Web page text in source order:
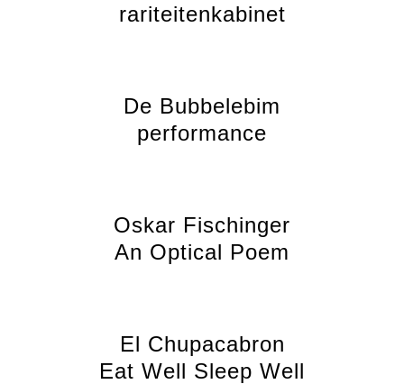
rariteitenkabinet
De Bubbelebim
performance
Oskar Fischinger
An Optical Poem
El Chupacabron
Eat Well Sleep Well